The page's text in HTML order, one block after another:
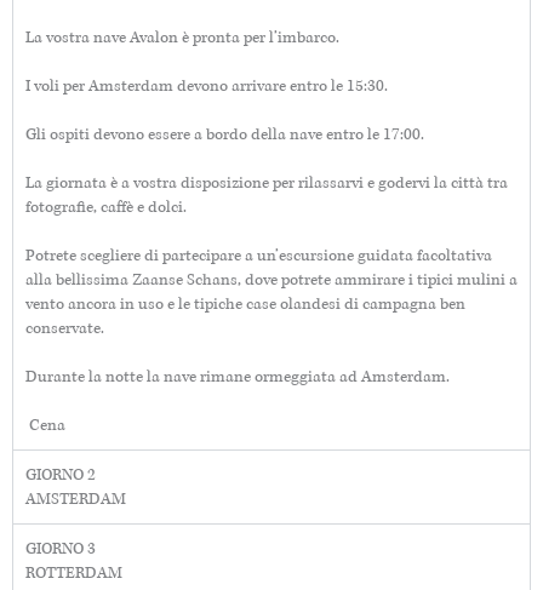
La vostra nave Avalon è pronta per l’imbarco.
I voli per Amsterdam devono arrivare entro le 15:30.
Gli ospiti devono essere a bordo della nave entro le 17:00.
La giornata è a vostra disposizione per rilassarvi e godervi la città tra
fotografie, caffè e dolci.
Potrete scegliere di partecipare a un’escursione guidata facoltativa
alla bellissima Zaanse Schans, dove potrete ammirare i tipici mulini a
vento ancora in uso e le tipiche case olandesi di campagna ben
conservate.
Durante la notte la nave rimane ormeggiata ad Amsterdam.
Cena
GIORNO 2
AMSTERDAM
GIORNO 3
ROTTERDAM